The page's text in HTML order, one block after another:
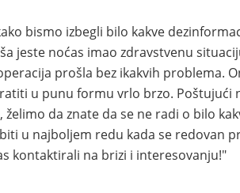
bismo izbegli bilo kakve
jeste noćas imao zdravstvenu
prošla bez ikakvih problema.
u punu formu vrlo brzo. Poštujući
želimo da znate da se ne radi o bilo
u najboljem redu kada se redovan
kontaktirali na brizi i interesovanju!"